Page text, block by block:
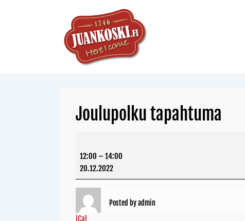
Joulupolku tapahtuma
12:00 –14:00
20.12.2022
Posted byadmin
iCal